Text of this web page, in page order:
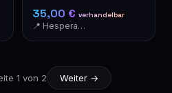
35,00 € verhandelbar
📍 Hesperange
1 von 2 Weiter →